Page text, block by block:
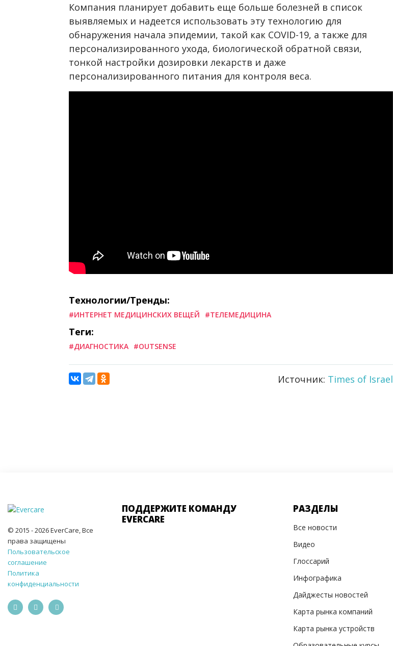
Компания планирует добавить еще больше болезней в список
выявляемых и надеется использовать эту технологию для
обнаружения начала эпидемии, такой как COVID-19, а также для
персонализированного ухода, биологической обратной связи,
тонкой настройки дозировки лекарств и даже
персонализированного питания для контроля веса.
Технологии/Тренды:
#ИНТЕРНЕТ МЕДИЦИНСКИХ ВЕЩЕЙ #ТЕЛЕМЕДИЦИНА
Теги:
#ДИАГНОСТИКА #OUTSENSE
Источник: Times of Israel
© 2015 - 2026 EverCare, Все
права защищены
Пользовательское
соглашение
Политика
конфиденциальности
ПОДДЕРЖИТЕ КОМАНДУ
EVERCARE
РАЗДЕЛЫ
Все новости
Видео
Глоссарий
Инфографика
Дайджесты новостей
Карта рынка компаний
Карта рынка устройств